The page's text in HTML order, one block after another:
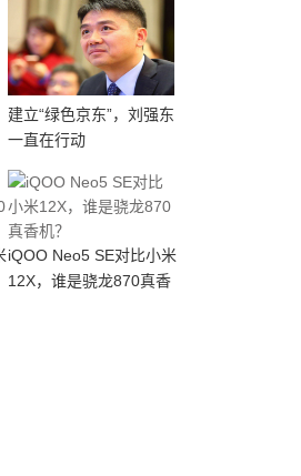
建立“绿色京东”，刘强东
一直在行动
iQOO Neo5 SE对比小米
12X，谁是骁龙870真香